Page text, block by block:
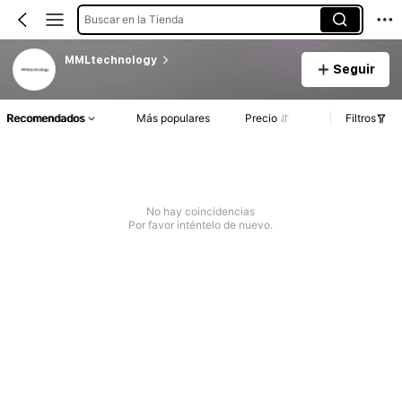
Buscar en la Tienda
MMLtechnology
Seguir
Recomendados Más populares Precio Filtros
No hay coincidencias
Por favor inténtelo de nuevo.